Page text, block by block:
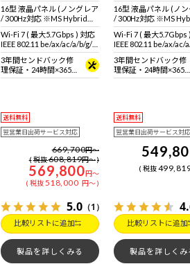
16型 液晶パネル (ノングレア
/ 300Hz対応 ※MS Hybrid時
は240Hzで駆動 / sRGB比
100%対応)
Wi-Fi 7 ( 最大5.7Gbps ) 対応
IEEE 802.11 be/ax/ac/a/b/g/n
準拠 ＋ Bluetooth 5内蔵
3年間センドバック修
理保証・24時間×365
日電話サポート
送料無料
翌営業日出荷サービス対応
669,700円～
税抜608,819円～
569,800円～
税抜518,000 円～
5.0 （1）
比較リストに追加
製品を詳しくみる
16型 液晶パネル (ノ
/ 300Hz対応 ※MS
は240Hzで駆動 /
100%対応)
Wi-Fi 7 ( 最大5.7Gbps
IEEE 802.11 be/ax/ac/
準拠 ＋ Bluetooth 5内
3年間センドバック修
理保証・24時間×365
日電話サポート
送料無料
翌営業日出荷サービス対応
税抜
比較リストに追加
製品を詳しくみ